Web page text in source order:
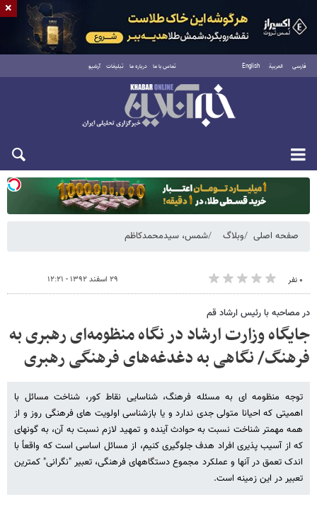
فارسی العربية English تماس با ما درباره ما تبلیغات آرشیو
یکشنبه ۱۸ مرداد ۱۴۰۵
صفحه اصلی وبلاگ شمس، سیدمحمدکاظم
۰ نفر ۲۹ اسفند ۱۳۹۲ - ۱۲:۲۱
در مصاحبه با رئیس ارشاد قم
جایگاه وزارت ارشاد در نگاه منظومه‌ای رهبری به
فرهنگ/ نگاهی به دغدغه‌های فرهنگی رهبری
توجه منظومه ­ای به مسئله فرهنگ، شناسایی نقاط کور، شناخت مسائل با
اهمیتی که احیانا متولی جدی ندارد و یا بازشناسی اولویت­ های فرهنگی روز و از
همه مهمتر شناخت نسبت به حوادث آینده و تمهید لازم نسبت به آن، به گونه­ای
که از آسیب­ پذیری افراد هدف جلوگیری کنیم، از مسائل اساسی است که واقعاً با
اندک تعمق در آنها و عملکرد مجموع دستگاه­های فرهنگی، تعبیر "نگرانی" کمترین
تعبیر در این زمینه است.
×